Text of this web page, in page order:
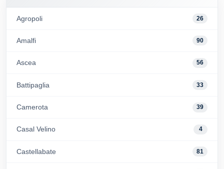
Agropoli 26
Amalfi 90
Ascea 56
Battipaglia 33
Camerota 39
Casal Velino 4
Castellabate 81